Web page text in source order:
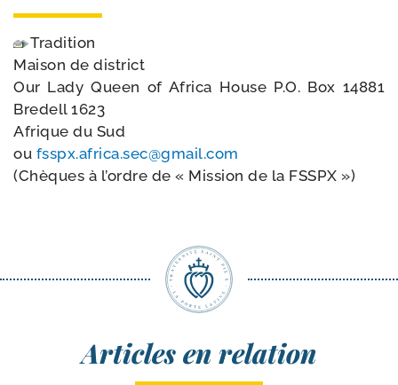
Tradition
Maison de district
Our Lady Queen of Africa House P.O. Box 14881
Bredell 1623
Afrique du Sud
ou fsspx.​africa.​sec@​gmail.​com
(Chèques à l’ordre de « Mission de la FSSPX »)
Articles en relation